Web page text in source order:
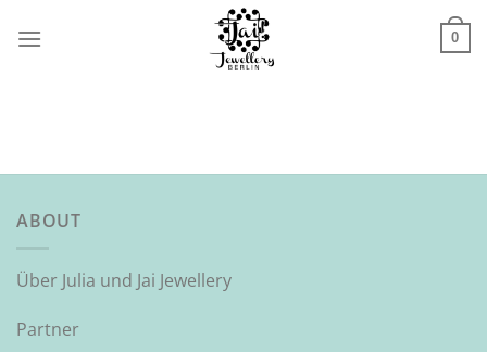
Inhalt
0
ABOUT
Über Julia und Jai Jewellery
Partner